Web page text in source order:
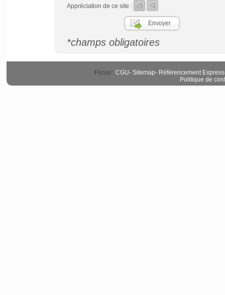
Appréciation de ce site :
*champs obligatoires
Focus : CGU- Sitemap- Référencement Express
Politique de